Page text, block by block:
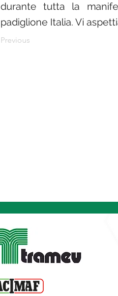
durante tutta la
padiglione Italia. Vi
Previous